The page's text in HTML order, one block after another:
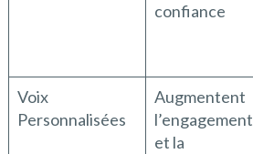
confiance
Voix
Personnalisées
Augmentent
l’engagement
et la